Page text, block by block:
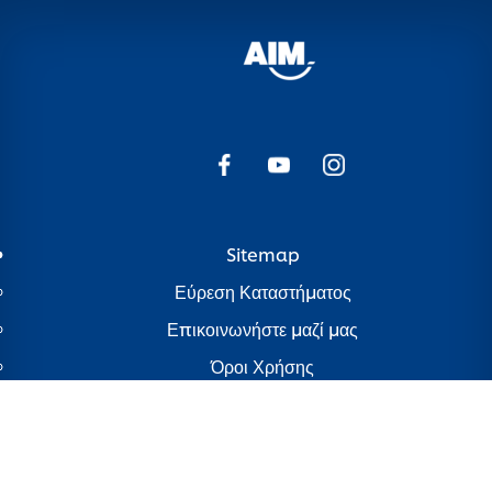
Sitemap
Εύρεση Καταστήματος
Επικοινωνήστε μαζί μας
Όροι Χρήσης